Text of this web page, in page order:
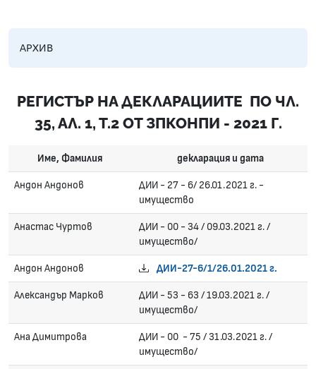
АРХИВ
РЕГИСТЪР НА ДЕКЛАРАЦИИТЕ ПО ЧЛ.
35, АЛ. 1, Т.2 ОТ ЗПКОНПИ - 2021 Г.
Име, Фамилия декларация и дата
Андон Андонов
ДИИ - 27 - 6/ 26.01.2021 г. -
имущество
Анастас Чуртов
ДИИ - 00 - 34 / 09.03.2021 г. /
имущество/
Андон Андонов ДИИ-27-6/1/26.01.2021 г.
Александър Марков
ДИИ - 53 - 63 / 19.03.2021 г. /
имущество/
Ана Димитрова
ДИИ - 00 - 75 / 31.03.2021 г. /
имущество/